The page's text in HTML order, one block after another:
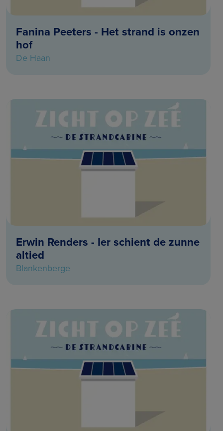
Fanina Peeters - Het strand is onzen
hof
De Haan
Erwin Renders - Ier schient de zunne
altied
Blankenberge